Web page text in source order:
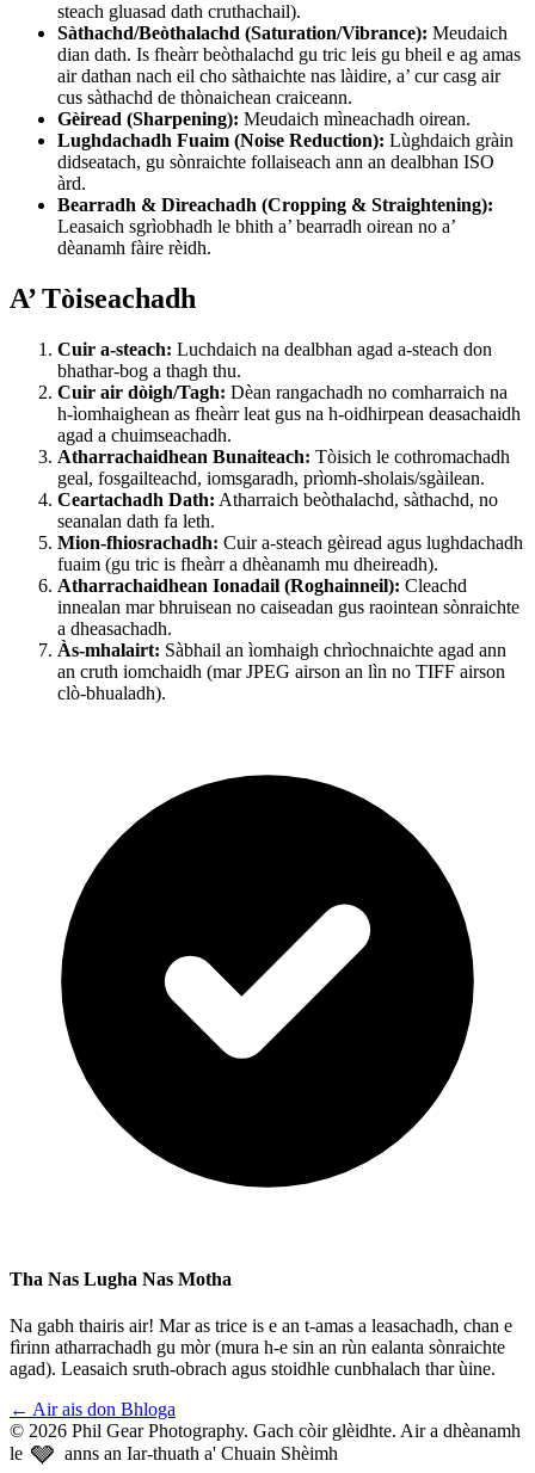
steach gluasad dath cruthachail).
Sàthachd/Beòthalachd (Saturation/Vibrance): Meudaich
dian dath. Is fheàrr beòthalachd gu tric leis gu bheil e ag amas
air dathan nach eil cho sàthaichte nas làidire, a’ cur casg air
cus sàthachd de thònaichean craiceann.
Gèiread (Sharpening): Meudaich mìneachadh oirean.
Lughdachadh Fuaim (Noise Reduction): Lùghdaich gràin
didseatach, gu sònraichte follaiseach ann an dealbhan ISO
àrd.
Bearradh & Dìreachadh (Cropping & Straightening):
Leasaich sgrìobhadh le bhith a’ bearradh oirean no a’
dèanamh fàire rèidh.
A’ Tòiseachadh
Cuir a-steach: Luchdaich na dealbhan agad a-steach don
bhathar-bog a thagh thu.
Cuir air dòigh/Tagh: Dèan rangachadh no comharraich na
h-ìomhaighean as fheàrr leat gus na h-oidhirpean deasachaidh
agad a chuimseachadh.
Atharrachaidhean Bunaiteach: Tòisich le cothromachadh
geal, fosgailteachd, iomsgaradh, prìomh-sholais/sgàilean.
Ceartachadh Dath: Atharraich beòthalachd, sàthachd, no
seanalan dath fa leth.
Mion-fhiosrachadh: Cuir a-steach gèiread agus lughdachadh
fuaim (gu tric is fheàrr a dhèanamh mu dheireadh).
Atharrachaidhean Ionadail (Roghainneil): Cleachd
innealan mar bhruisean no caiseadan gus raointean sònraichte
a dheasachadh.
Às-mhalairt: Sàbhail an ìomhaigh chrìochnaichte agad ann
an cruth iomchaidh (mar JPEG airson an lìn no TIFF airson
clò-bhualadh).
Tha Nas Lugha Nas Motha
Na gabh thairis air! Mar as trice is e an t-amas a leasachadh, chan e
fìrinn atharrachadh gu mòr (mura h-e sin an rùn ealanta sònraichte
agad). Leasaich sruth-obrach agus stoidhle cunbhalach thar ùine.
← Air ais don Bhloga
© 2026 Phil Gear Photography. Gach còir glèidhte. Air a dhèanamh
le 🩶 anns an Iar-thuath a' Chuain Shèimh